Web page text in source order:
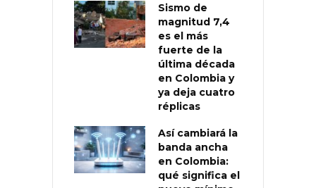
Sismo de
magnitud 7,4
es el más
fuerte de la
última década
en Colombia y
ya deja cuatro
réplicas
Así cambiará la
banda ancha
en Colombia:
qué significa el